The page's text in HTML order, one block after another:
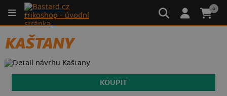
0
KAŠTANY
KOUPIT